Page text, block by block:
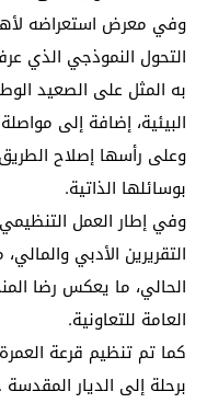
وفي معرض استعراضه
التحول النموذجي الذي
به المثل على الصعيد
البيئية، إضافة إلى
وعلى رأسها إصلاح
بوسائلها الذاتية.
وفي إطار العمل
التقريرين الأدبي
الحالي، ما يعكس رضا
العامة للتعاونية.
كما تم تنظيم قرعة
برحلة إلى الديار